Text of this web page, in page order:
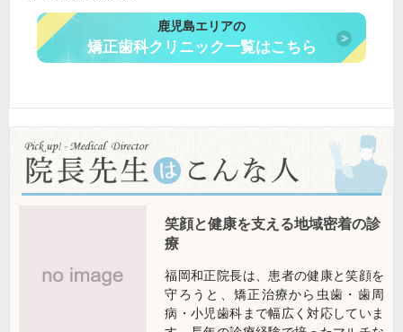
鹿児島エリアの
矯正歯科クリニック一覧はこちら
笑顔と健康を支える地域密着の診
療
福岡和正院長は、患者の健康と笑顔を
守ろうと、矯正治療から虫歯・歯周
病・小児歯科まで幅広く対応していま